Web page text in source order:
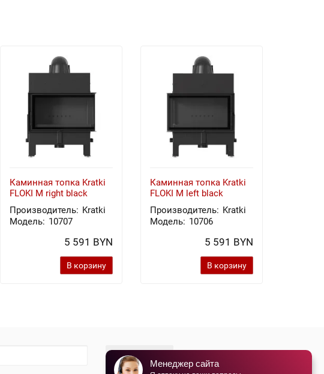
Каминная топка Kratki
FLOKI M right black
Производитель: Kratki
Модель: 10707
5 591 BYN
В корзину
Каминная топка Kratki
FLOKI M left black
Производитель: Kratki
Модель: 10706
5 591 BYN
В корзину
Подписаться
Менеджер сайта